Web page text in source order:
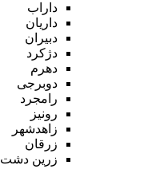
داراب
داریان
دبیران
دژکرد
دهرم
دوبرجی
رامجرد
رونیز
زاهدشهر
زرقان
زرین دشت